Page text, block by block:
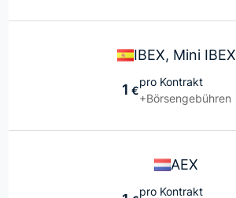
IBEX, Mini IBEX
1 €
pro Kontrakt
+Börsengebühren
AEX
pro Kontrakt